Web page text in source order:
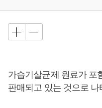
가습기살균제 원료가 포
판매되고 있는 것으로 나